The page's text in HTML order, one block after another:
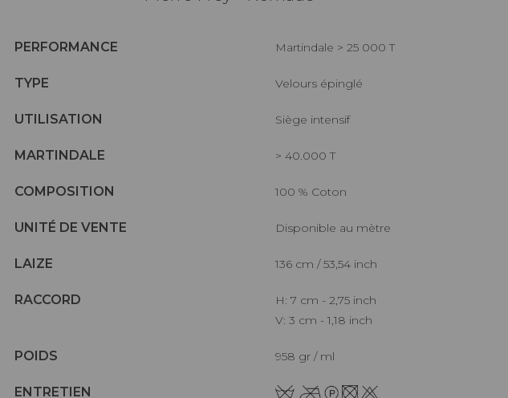
PERFORMANCE Martindale > 25 000 T
TYPE Velours épinglé
UTILISATION Siège intensif
MARTINDALE > 40.000 T
COMPOSITION 100 % Coton
UNITÉ DE VENTE Disponible au mètre
LAIZE 136 cm / 53,54 inch
RACCORD
H: 7 cm - 2,75 inch
V: 3 cm - 1,18 inch
POIDS 958 gr / ml
ENTRETIEN